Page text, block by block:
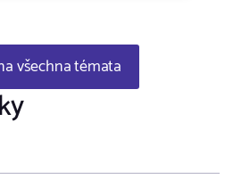
všechna témata